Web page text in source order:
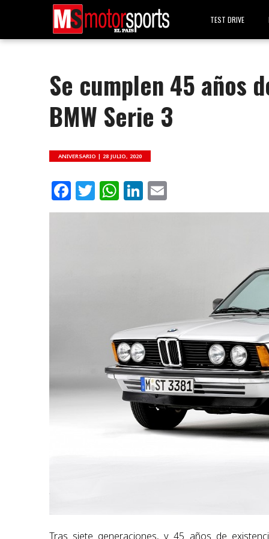
TEST DRIVE
Se cumplen 45 años
BMW Serie 3
ANIVERSARIO |28 JULIO, 2020
Facebook
Twitter
WhatsApp
LinkedIn
Tras siete generaciones, y 45 años de